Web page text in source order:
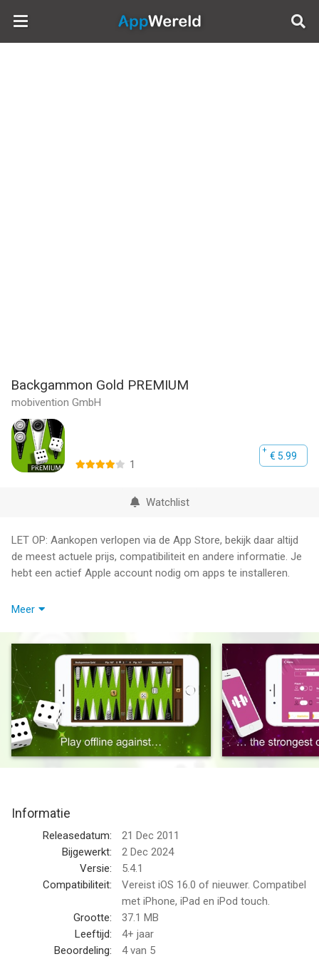
AppWereld
Backgammon Gold PREMIUM
mobivention GmbH
€ 5.99
1
Watchlist
LET OP: Aankopen verlopen via de App Store, bekijk daar altijd
de meest actuele prijs, compatibiliteit en andere informatie. Je
hebt een actief Apple account nodig om apps te installeren.
Play Backgammon Gold – also called Tavla – anytime and
Now you can play one of the oldest board games in the world
even if you are outside. A mix of strategy and luck is waiting
for you.
Challenge your friends to a classic Backgammon game in local
two-player mode or play against the strongest computer
opponent from BGBlitz. It is also suitable for beginners – the
What are you waiting for? Get into the backgammon world!
The app includes the following features:
* Elo Rating (FIBS)
* Computer opponent with 4 grades of difficulty
* Single game or tournament (1, 3, 5, 7, 11, 15 oder endless
* 6 different game board designs
* Use the tutor from BGBlitz to learn the 'perfect move'
Meer
Informatie
Releasedatum:
21 Dec 2011
Bijgewerkt:
2 Dec 2024
Versie:
5.4.1
Compatibiliteit:
Vereist iOS 16.0 of nieuwer. Compatibel
met iPhone, iPad en iPod touch.
Grootte:
37.1 MB
Leeftijd:
4+ jaar
Beoordeling:
4van 5